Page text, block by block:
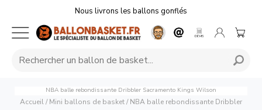
Nous livrons les ballons gonflés
NBA balle rebondissante Dribbler Sacramento Kings Wilson
Accueil/ Mini ballons de basket/ NBA balle rebondissante Dribbler